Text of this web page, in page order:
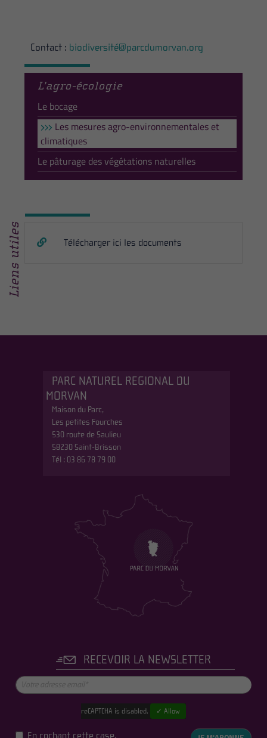
L’agro-écologie
Le bocage
Les mesures agro-environnementales et
climatiques
Le pâturage des végétations naturelles
Liens utiles Télécharger ici les documents
Contact : biodiversité@parcdumorvan.org
PARC NATUREL REGIONAL DU
MORVAN
Maison du Parc,
Les petites Fourches
530 route de Saulieu
58230 Saint-Brisson
Tél : 03 86 78 79 00
RECEVOIR LA NEWSLETTER
reCAPTCHA is disabled. ✓ Allow
En cochant cette case,